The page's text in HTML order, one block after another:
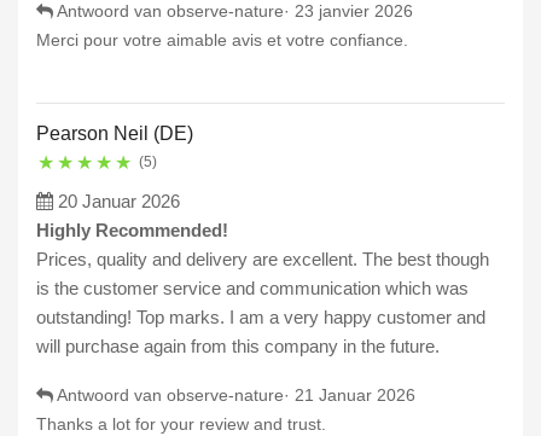
Antwoord van observe-nature· 23 janvier 2026
Merci pour votre aimable avis et votre confiance.
Pearson Neil (DE)
★ ★ ★ ★ ★ (5)
20 Januar 2026
Highly Recommended!
Prices, quality and delivery are excellent. The best though
is the customer service and communication which was
outstanding! Top marks. I am a very happy customer and
will purchase again from this company in the future.
Antwoord van observe-nature· 21 Januar 2026
Thanks a lot for your review and trust.